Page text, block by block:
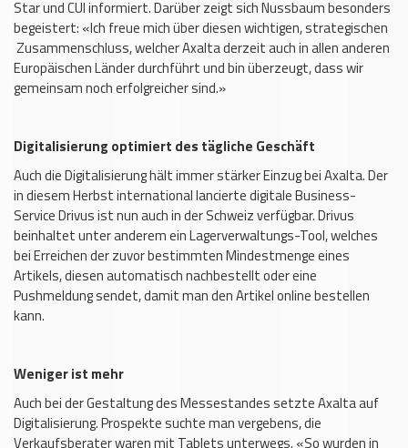
Star und CUI informiert. Darüber zeigt sich Nussbaum besonders
begeistert: «Ich freue mich über diesen wichtigen, strategischen
Zusammenschluss, welcher Axalta derzeit auch in allen anderen
Europäischen Länder durchführt und bin überzeugt, dass wir
gemeinsam noch erfolgreicher sind.»
Digitalisierung optimiert des tägliche Geschäft
Auch die Digitalisierung hält immer stärker Einzug bei Axalta. Der
in diesem Herbst international lancierte digitale Business-
Service Drivus ist nun auch in der Schweiz verfügbar. Drivus
beinhaltet unter anderem ein Lagerverwaltungs-Tool, welches
bei Erreichen der zuvor bestimmten Mindestmenge eines
Artikels, diesen automatisch nachbestellt oder eine
Pushmeldung sendet, damit man den Artikel online bestellen
kann.
Weniger ist mehr
Auch bei der Gestaltung des Messestandes setzte Axalta auf
Digitalisierung. Prospekte suchte man vergebens, die
Verkaufsberater waren mit Tablets unterwegs. «So wurden in